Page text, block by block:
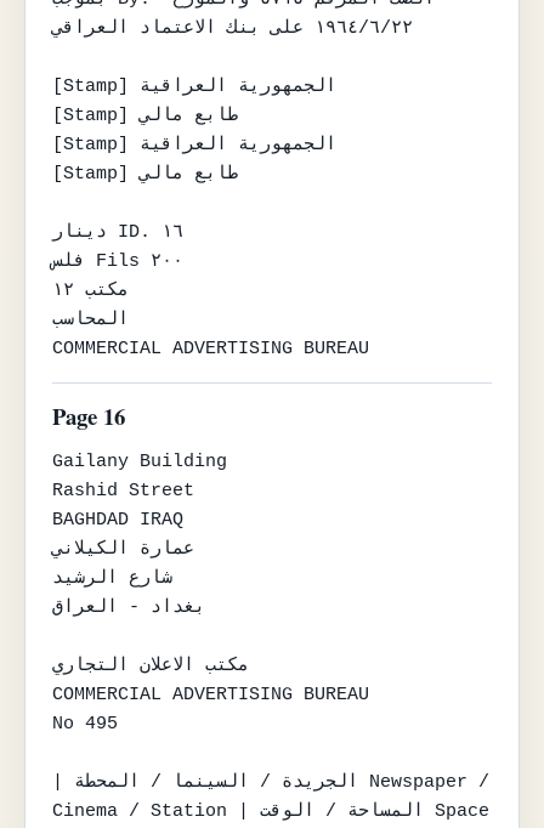
١٩٦٤/٦/٢٢ على بنك الاعتماد العراقي
[Stamp] الجمهورية العراقية
[Stamp] طابع مالي
[Stamp] الجمهورية العراقية
[Stamp] طابع مالي
دينار ID. ١٦
فلس Fils ٢٠٠
مكتب ١٢
المحاسب
COMMERCIAL ADVERTISING BUREAU
Page 16
Gailany Building
Rashid Street
BAGHDAD IRAQ
عمارة الكيلاني
شارع الرشيد
بغداد - العراق
مكتب الاعلان التجاري
COMMERCIAL ADVERTISING BUREAU
No 495
Cinema / Station | المساحة / الوقت Space